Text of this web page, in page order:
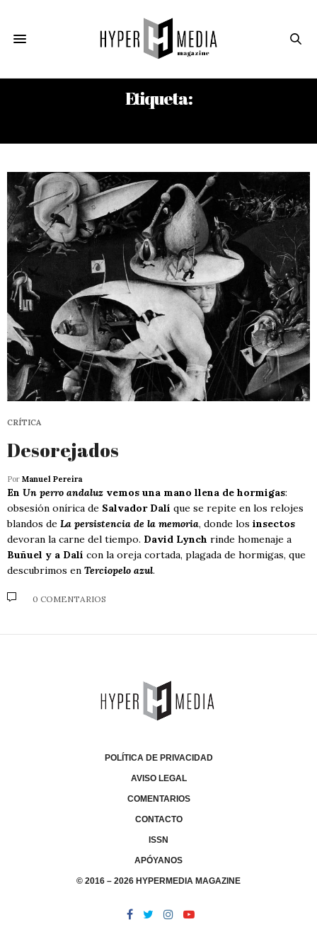
Etiqueta:
CRÍTICA
Desorejados
Por Manuel Pereira
En Un perro andaluz vemos una mano llena de hormigas:
obsesión onírica de Salvador Dalí que se repite en los relojes
blandos de La persistencia de la memoria, donde los insectos
devoran la carne del tiempo. David Lynch rinde homenaje a
Buñuel y a Dalí con la oreja cortada, plagada de hormigas, que
descubrimos en Terciopelo azul.
0 COMENTARIOS
POLÍTICA DE PRIVACIDAD
AVISO LEGAL
COMENTARIOS
CONTACTO
ISSN
APÓYANOS
© 2016 – 2026 HYPERMEDIA MAGAZINE